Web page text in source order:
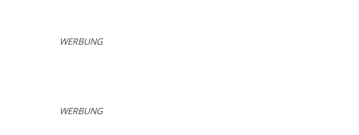
WERBUNG
WERBUNG